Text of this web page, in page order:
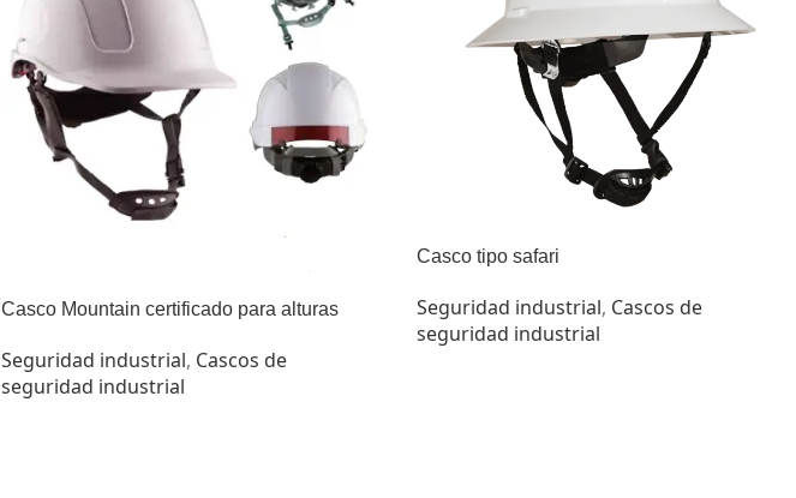
Casco Mountain certificado para alturas
Seguridad industrial, Cascos de
seguridad industrial
Casco tipo safari
Seguridad industrial, Cascos de
seguridad industrial